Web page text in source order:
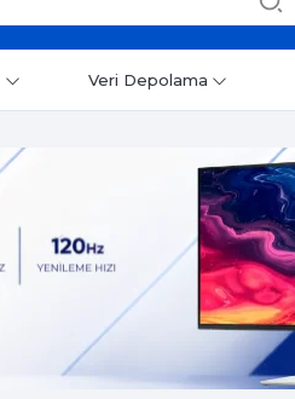
Veri Depolama